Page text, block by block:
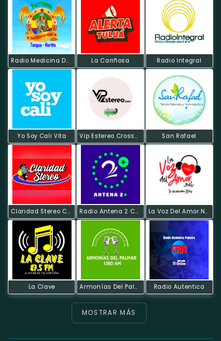
Radio Medicina De Dios La Cariñosa Radio Integral
Yo Soy Cali Vita Vip Estereo Crossover San Rafael
Claridad Stereo Cali Radio Antena 2 Cali La Voz Del Amor.net
La Clave Armonías Del Palmar Radio Autentica
MOSTRAR MÁS